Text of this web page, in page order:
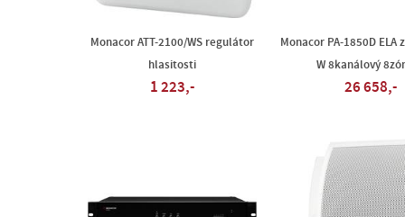
Monacor ATT-2100/WS regulátor
hlasitosti
1 223,-
Monacor PA-1850D ELA
W 8kanálový
26 658,-